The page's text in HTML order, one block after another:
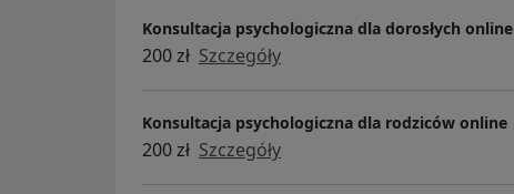
Konsultacja psychologiczna dla dorosłych online
200 zł Szczegóły
Konsultacja psychologiczna dla rodziców online
200 zł Szczegóły